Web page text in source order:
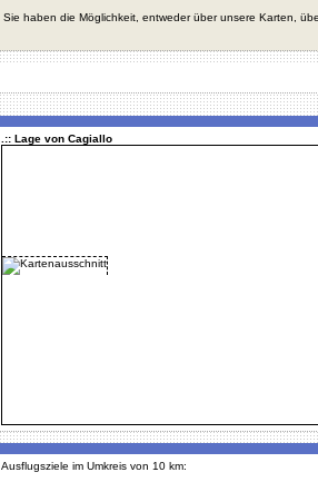
Sie haben die Möglichkeit, entweder über unsere Karten,
.:: Lage von Cagiallo
Ausflugsziele im Umkreis von 10 km: